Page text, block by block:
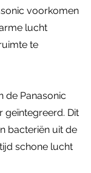
voorkomen
lucht
te
de Panasonic
geïntegreerd. Dit
bacteriën uit de
schone lucht